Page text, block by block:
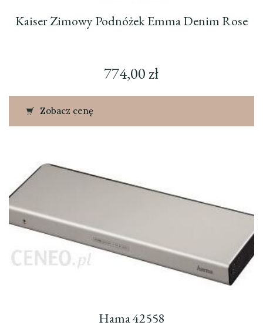
Kaiser Zimowy Podnóżek Emma Denim Rose
774,00zł
Zobacz cenę
Hama 42558